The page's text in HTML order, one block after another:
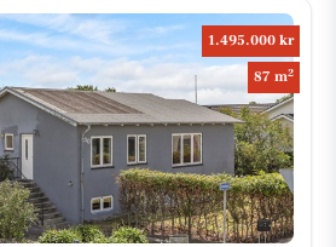
1.495.000 kr
87 m2